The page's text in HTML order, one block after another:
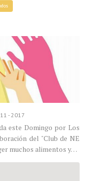
- 2017
este Domingo por Los
del "Club de NE
muchos alimentos y…